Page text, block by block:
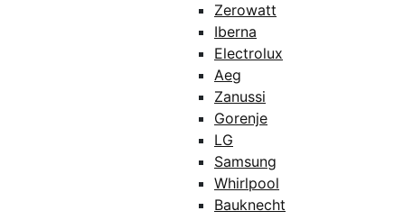
Zerowatt
Iberna
Electrolux
Aeg
Zanussi
Gorenje
LG
Samsung
Whirlpool
Bauknecht